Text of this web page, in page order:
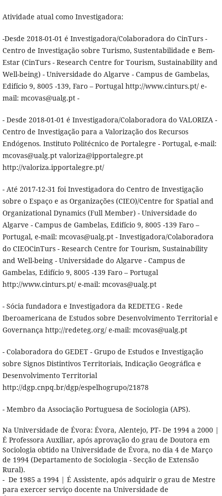
Atividade atual como Investigadora:
-Desde 2018-01-01 é Investigadora/Colaboradora do CinTurs -
Centro de Investigação sobre Turismo, Sustentabilidade e Bem-
Estar (CinTurs - Research Centre for Tourism, Sustainability and
Well-being) - Universidade do Algarve - Campus de Gambelas,
Edifício 9, 8005 -139, Faro – Portugal http://www.cinturs.pt/ e-
mail: mcovas@ualg.pt -
- Desde 2018-01-01 é Investigadora/Colaboradora do VALORIZA -
Centro de Investigação para a Valorização dos Recursos
Endógenos. Instituto Politécnico de Portalegre - Portugal, e-mail:
mcovas@ualg.pt valoriza@ipportalegre.pt
http://valoriza.ipportalegre.pt/
- Até 2017-12-31 foi Investigadora do Centro de Investigação
sobre o Espaço e as Organizações (CIEO)/Centre for Spatial and
Organizational Dynamics (Full Member) - Universidade do
Algarve - Campus de Gambelas, Edifício 9, 8005 -139 Faro –
Portugal, e-mail: mcovas@ualg.pt - Investigadora/Colaboradora
do CIEOCinTurs - Research Centre for Tourism, Sustainability
and Well-being - Universidade do Algarve - Campus de
Gambelas, Edifício 9, 8005 -139 Faro – Portugal
http://www.cinturs.pt/ e-mail: mcovas@ualg.pt
- Sócia fundadora e Investigadora da REDETEG - Rede
Iberoamericana de Estudos sobre Desenvolvimento Territorial e
Governança http://redeteg.org/ e-mail: mcovas@ualg.pt
- Colaboradora do GEDET - Grupo de Estudos e Investigação
sobre Signos Distintivos Territoriais, Indicação Geográfica e
Desenvolvimento Territorial
http://dgp.cnpq.br/dgp/espelhogrupo/21878
- Membro da Associação Portuguesa de Sociologia (APS).
Na Universidade de Évora: Évora, Alentejo, PT- De 1994 a 2000 |
É Professora Auxiliar, após aprovação do grau de Doutora em
Sociologia obtido na Universidade de Évora, no dia 4 de Março
de 1994 (Departamento de Sociologia - Secção de Extensão
Rural).
- De 1985 a 1994 | É Assistente, após adquirir o grau de Mestre
para exercer serviço docente na Universidade de